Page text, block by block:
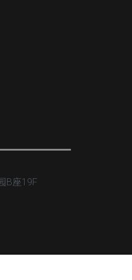
B座19F